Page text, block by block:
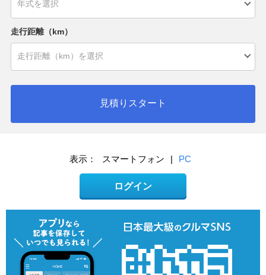
走行距離（km）
見積りスタート
表示： スマートフォン | PC
ログイン